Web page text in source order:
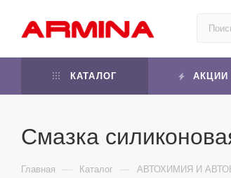
КАТАЛОГ АКЦИИ
Смазка
Главная — Каталог — АВТОХИМИЯ И